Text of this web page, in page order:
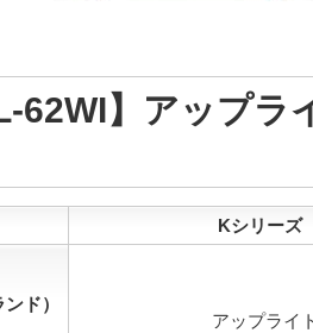
62WI】アップラ
Kシリーズ
ド）
アップライ